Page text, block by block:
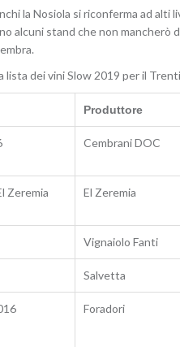
la Nosiola si riconferma ad alti
alcuni stand che non
lista dei vini Slow 2019 per il
Produttore
Cembrani DOC
Zeremia
El Zeremia
Vignaiolo Fanti
Salvetta
Foradori